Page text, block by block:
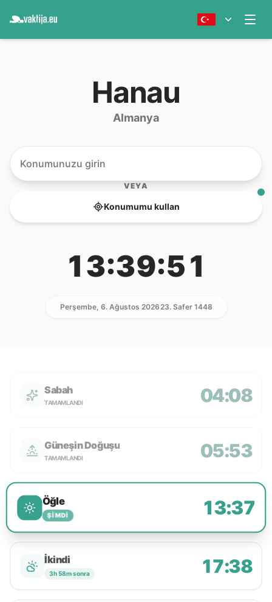
Hanau
Almanya
VEYA
Konumumu kullan
13:39:51
Perşembe, 6. Ağustos 202623. Safer 1448
Sabah
TAMAMLANDI 04:08
Güneşin Doğuşu
TAMAMLANDI 05:53
Öğle
ŞIMDI 13:37
İkindi
3h 58m sonra 17:38